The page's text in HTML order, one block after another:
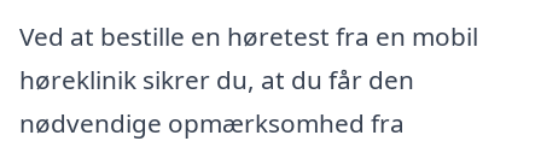
Ved at bestille en høretest fra en mobil
høreklinik sikrer du, at du får den
nødvendige opmærksomhed fra